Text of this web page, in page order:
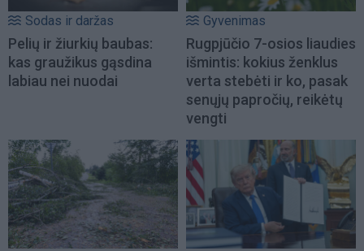
Sodas ir daržas
Pelių ir žiurkių baubas:
kas graužikus gąsdina
labiau nei nuodai
Gyvenimas
Rugpjūčio 7-osios liaudies
išmintis: kokius ženklus
verta stebėti ir ko, pasak
senųjų papročių, reikėtų
vengti